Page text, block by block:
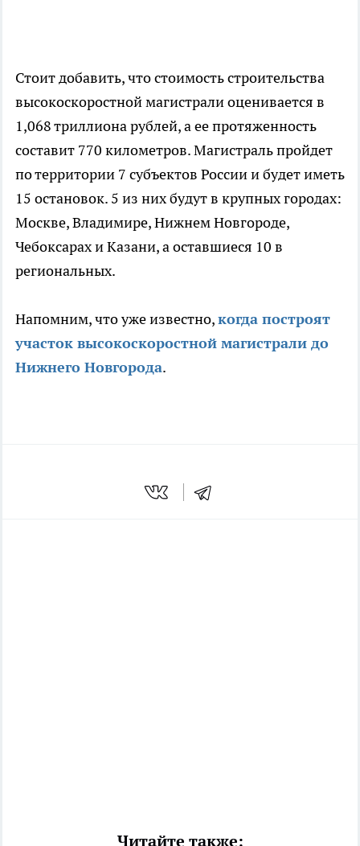
Стоит добавить, что стоимость строительства
высокоскоростной магистрали оценивается в
1,068 триллиона рублей, а ее протяженность
составит 770 километров. Магистраль пройдет
по территории 7 субъектов России и будет иметь
15 остановок. 5 из них будут в крупных городах:
Москве, Владимире, Нижнем Новгороде,
Чебоксарах и Казани, а оставшиеся 10 в
региональных.
Напомним, что уже известно,когда построят
участок высокоскоростной магистрали до
Нижнего Новгорода.
Читайте также: